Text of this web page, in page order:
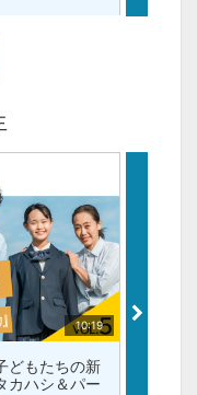
10:19
どもたちの新
カハシ＆パー